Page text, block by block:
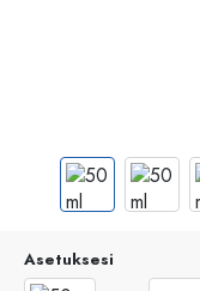
Asetuksesi